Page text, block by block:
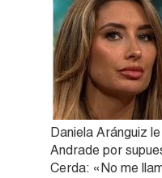
Daniela Aránguiz
Andrade por
Cerda: «No me